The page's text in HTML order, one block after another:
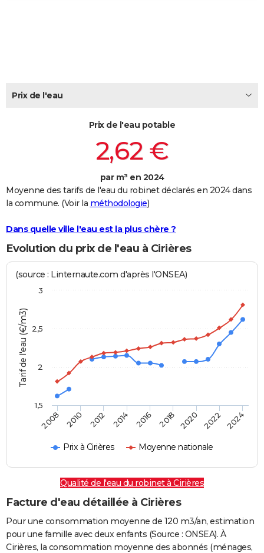
FORUM
Bricolage
Lifestyle
Culture
Sport
Auto
Television
Voyage
Cinema
Prix de l'eau
Prix de l'eau potable
2,62 €
par m³ en 2024
Moyenne des tarifs de l'eau du robinet déclarés en 2024 dans
la commune. (Voir la méthodologie)
Dans quelle ville l'eau est la plus chère ?
Evolution du prix de l'eau à Cirières
Tarif de l'eau (€/m3)
(source : Linternaute.com d'après l'ONSEA)
Prix à Cirières Moyenne nationale
2008 2010 2012 2014 2016 2018 2020 2022 2024
1,5
2
2,5
3
Qualité de l'eau du robinet à Cirières
Facture d'eau détaillée à Cirières
Pour une consommation moyenne de 120 m3/an, estimation
pour une famille avec deux enfants (Source : ONSEA). À
Cirières, la consommation moyenne des abonnés (ménages,